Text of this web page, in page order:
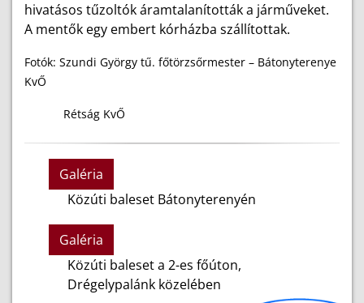
hivatásos tűzoltók áramtalanították a járműveket.
A mentők egy embert kórházba szállítottak.
Fotók: Szundi György tű. főtörzsőrmester – Bátonyterenye
KvŐ
Rétság KvŐ
Galéria
Közúti baleset Bátonyterenyén
Galéria
Közúti baleset a 2-es főúton,
Drégelypalánk közelében